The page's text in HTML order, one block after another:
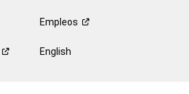
Empleos
English